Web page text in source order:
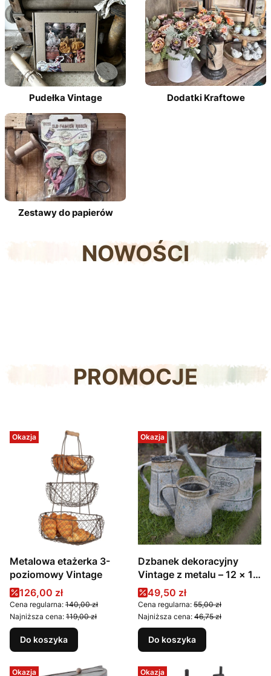
Pudełka Vintage Dodatki Kraftowe
Zestawy do papierów
NOWOŚCI
PROMOCJE
Okazja
Metalowa etażerka 3-
poziomowy Vintage
Cena promocyjna
126,00 zł
Cena regularna: 140,00 zł
Najniższa cena: 119,00 zł
Do koszyka
Okazja
Dzbanek dekoracyjny
Vintage z metalu – 12 × 12
× 16 cm
Cena promocyjna
49,50 zł
Cena regularna: 55,00 zł
Najniższa cena: 46,75 zł
Do koszyka
Okazja Okazja